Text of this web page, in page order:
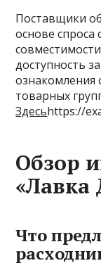
Поставщики
основе спроса
доступность
ознакомления
товарных
Здесьhttps://
Обзор
«Лавка
Что